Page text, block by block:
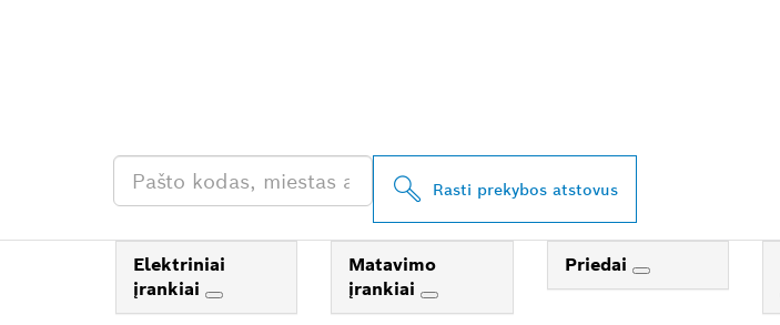
Rasti prekybos atstovus
Elektriniai
įrankiai
Matavimo
įrankiai
Priedai